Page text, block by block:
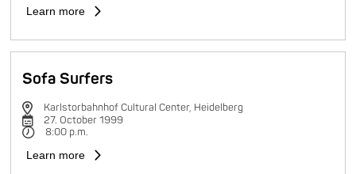
Learn more
Sofa Surfers
Karlstorbahnhof Cultural Center, Heidelberg
27. October 1999
8:00 p.m.
Learn more